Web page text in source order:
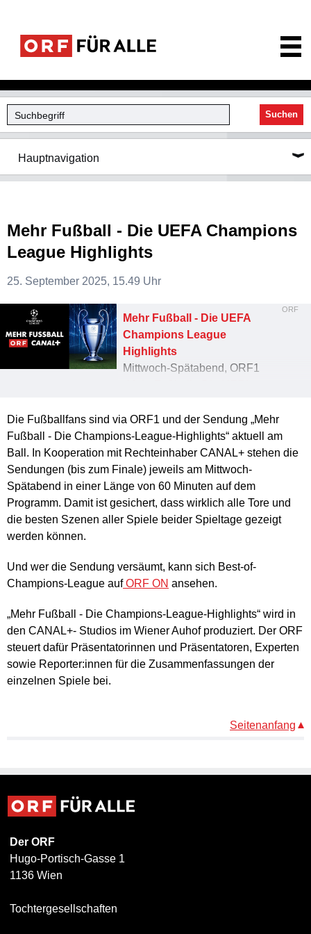
Suchen
Hauptnavigation
Mehr Fußball - Die UEFA Champions
League Highlights
25. September 2025, 15.49 Uhr
ORF
Mehr Fußball - Die UEFA
Champions League
Highlights
Mittwoch-Spätabend, ORF1
Highlights“ auf ORF ON
Die Fußballfans sind via ORF1 und der Sendung „Mehr
Fußball - Die Champions-League-Highlights“ aktuell am
Ball. In Kooperation mit Rechteinhaber CANAL+ stehen die
Sendungen (bis zum Finale) jeweils am Mittwoch-
Spätabend in einer Länge von 60 Minuten auf dem
Programm. Damit ist gesichert, dass wirklich alle Tore und
die besten Szenen aller Spiele beider Spieltage gezeigt
werden können.
Und wer die Sendung versäumt, kann sich Best-of-
Champions-League aufORF ON ansehen.
„Mehr Fußball - Die Champions-League-Highlights“ wird in
den CANAL+- Studios im Wiener Auhof produziert. Der ORF
steuert dafür Präsentatorinnen und Präsentatoren, Experten
sowie Reporter:innen für die Zusammenfassungen der
einzelnen Spiele bei.
Seitenanfang
Der ORF
Hugo-Portisch-Gasse 1
1136 Wien
Tochtergesellschaften